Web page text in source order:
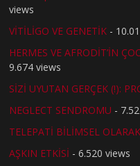
views
VİTİLİGO VE GENETİK -
HERMES VE AFRODİT’İN
9.674 views
SİZİ UYUTAN GERÇEK (!):
NEGLECT SENDROMU -
TELEPATİ BİLİMSEL
AŞKIN ETKİSİ - 6.520 views